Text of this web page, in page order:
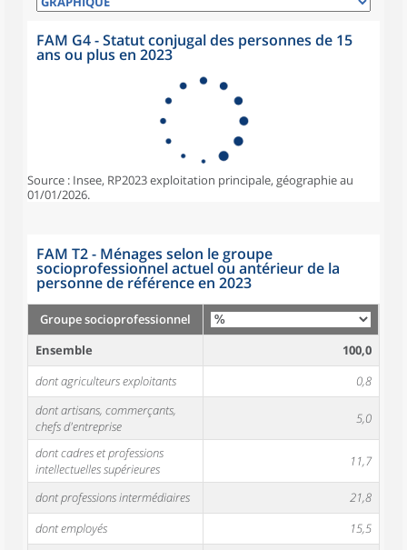
FAM G4 - Statut conjugal des personnes de 15
ans ou plus en 2023
Source : Insee, RP2023 exploitation principale, géographie au
01/01/2026.
FAM T2 - Ménages selon le groupe
socioprofessionnel actuel ou antérieur de la
personne de référence en 2023
Groupe socioprofessionnel
Ensemble
100,0
dont agriculteurs exploitants
0,8
dont artisans, commerçants,
chefs d'entreprise
5,0
dont cadres et professions
intellectuelles supérieures
11,7
dont professions intermédiaires
21,8
dont employés
15,5